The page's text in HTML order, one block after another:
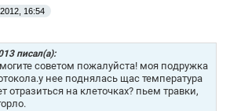
16:54
писал(а):
советом пожалуйста! моя подружка
нее поднялась щас температура
отразиться на клеточках? пьем травки,